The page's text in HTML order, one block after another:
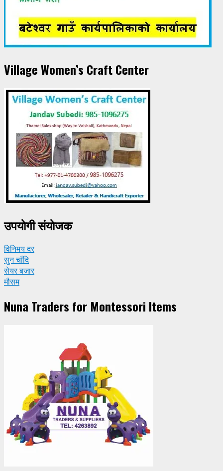
Village Women’s Craft Center
उपयाेगी संयाेजक
विनिमय दर
सुन चाँदि
सेयर बजार
मौसम
Nuna Traders for Montessori Items